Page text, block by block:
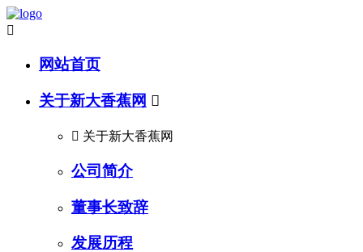

网站首页
关于新大香蕉网 
 关于新大香蕉网
公司简介
董事长致辞
发展历程